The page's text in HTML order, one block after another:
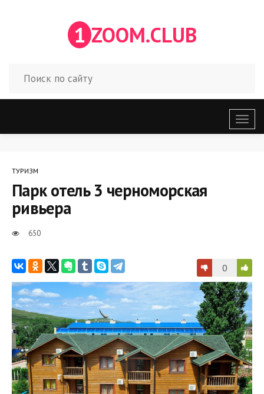
1 ZOOM.CLUB
меню
ТУРИЗМ
Парк отель 3 черноморская
ривьера
650
0